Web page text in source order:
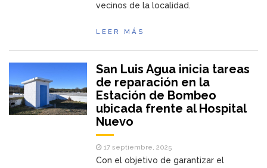
vecinos de la localidad.
LEER MÁS
San Luis Agua inicia tareas
de reparación en la
Estación de Bombeo
ubicada frente al Hospital
Nuevo
17 septiembre, 2025
Con el objetivo de garantizar el